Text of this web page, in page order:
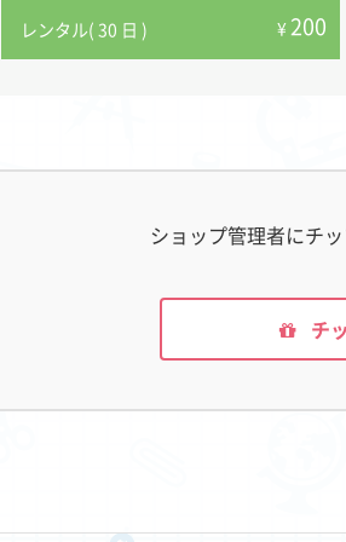
レンタル( 30 日 ) ¥200
ショップ管理者にチ
チ